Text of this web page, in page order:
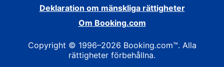
Deklaration om mänskliga rättigheter
Om Booking.com
Copyright © 1996–2026 Booking.com™. Alla
rättigheter förbehållna.